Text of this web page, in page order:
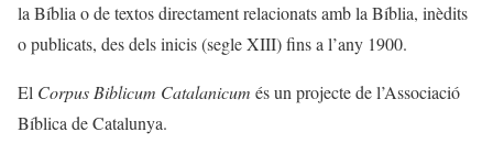
la Bíblia o de textos directament relacionats amb la Bíblia, inèdits
o publicats, des dels inicis (segle XIII) fins a l’any 1900.
El Corpus Biblicum Catalanicum és un projecte de l’Associació
Bíblica de Catalunya.